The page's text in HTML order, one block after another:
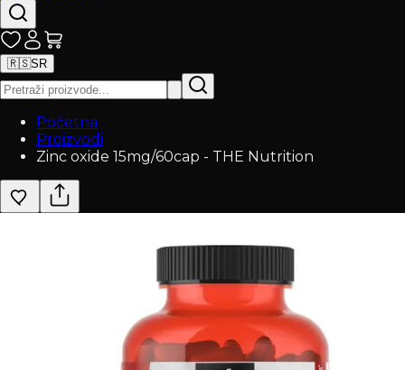
🇷🇸SR
Početna
Proizvodi
Zinc oxide 15mg/60cap - THE Nutrition